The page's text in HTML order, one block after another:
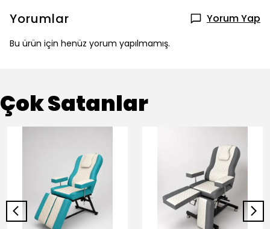
Yorumlar Yorum Yap
Bu ürün için henüz yorum yapılmamış.
Çok Satanlar